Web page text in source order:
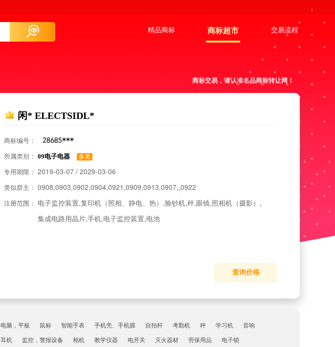
精品商标 商标超市 交易流程
商标交易，请认准名品商标转让网！
闲* ELECTSIDL*
商标编号：
所属类别： 09电子电器 多类
专用期限： 2019-03-07 / 2029-03-06
类似群主： 0908,0903,0902,0904,0921,0909,0913,0907,,0922
注册范围：
电子监控装置,复印机（照相、静电、热）,验钞机,秤,眼镜,照相机（摄影）,
集成电路用晶片,手机,电子监控装置,电池
查询价格
电脑，平板 鼠标 智能手表 手机壳、手机膜 自拍杆 考勤机 秤 学习机 音响
耳机 监控，警报设备 相机 教学仪器 电开关 灭火器材 劳保用品 电子锁